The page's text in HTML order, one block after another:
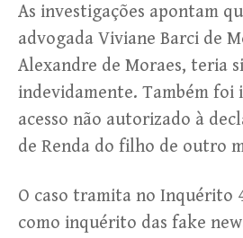
As investigações apontam
advogada Viviane Barci de
Alexandre de Moraes, teria
indevidamente. Também foi
acesso não autorizado à
de Renda do filho de outro
O caso tramita no Inquérito
como inquérito das fake